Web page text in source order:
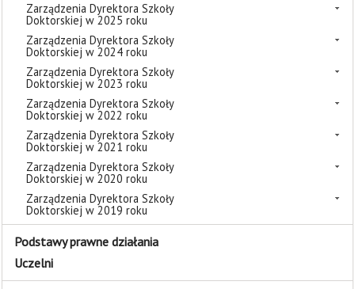
Zarządzenia Dyrektora Szkoły
Doktorskiej w 2025 roku
Zarządzenia Dyrektora Szkoły
Doktorskiej w 2024 roku
Zarządzenia Dyrektora Szkoły
Doktorskiej w 2023 roku
Zarządzenia Dyrektora Szkoły
Doktorskiej w 2022 roku
Zarządzenia Dyrektora Szkoły
Doktorskiej w 2021 roku
Zarządzenia Dyrektora Szkoły
Doktorskiej w 2020 roku
Zarządzenia Dyrektora Szkoły
Doktorskiej w 2019 roku
Podstawy prawne działania
Uczelni